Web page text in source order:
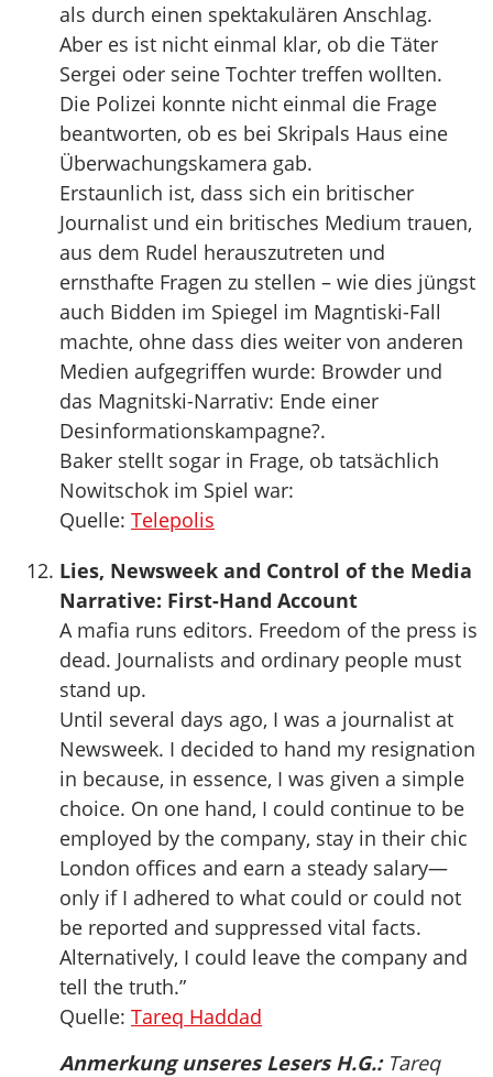
als durch einen spektakulären Anschlag.
Aber es ist nicht einmal klar, ob die Täter
Sergei oder seine Tochter treffen wollten.
Die Polizei konnte nicht einmal die Frage
beantworten, ob es bei Skripals Haus eine
Überwachungskamera gab.
Erstaunlich ist, dass sich ein britischer
Journalist und ein britisches Medium trauen,
aus dem Rudel herauszutreten und
ernsthafte Fragen zu stellen – wie dies jüngst
auch Bidden im Spiegel im Magntiski-Fall
machte, ohne dass dies weiter von anderen
Medien aufgegriffen wurde: Browder und
das Magnitski-Narrativ: Ende einer
Desinformationskampagne?.
Baker stellt sogar in Frage, ob tatsächlich
Nowitschok im Spiel war:
Quelle: Telepolis
Lies, Newsweek and Control of the Media
Narrative: First-Hand Account
A mafia runs editors. Freedom of the press is
dead. Journalists and ordinary people must
stand up.
Until several days ago, I was a journalist at
Newsweek. I decided to hand my resignation
in because, in essence, I was given a simple
choice. On one hand, I could continue to be
employed by the company, stay in their chic
London offices and earn a steady salary—
only if I adhered to what could or could not
be reported and suppressed vital facts.
Alternatively, I could leave the company and
tell the truth.”
Quelle: Tareq Haddad
Anmerkung unseres Lesers H.G.:Tareq